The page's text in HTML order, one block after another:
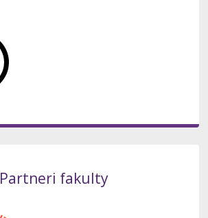
Partneri fakulty